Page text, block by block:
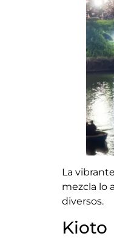
La
mezcla lo
diversos.
Kioto